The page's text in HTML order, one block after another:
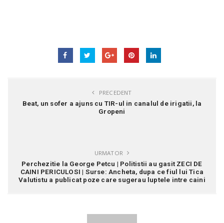
PRECEDENT
Beat, un sofer a ajuns cu TIR-ul in canalul de irigatii, la
Gropeni
URMATOR
Perchezitie la George Petcu | Politistii au gasit ZECI DE
CAINI PERICULOSI | Surse: Ancheta, dupa ce fiul lui Tica
Valutistu a publicat poze care sugerau luptele intre caini